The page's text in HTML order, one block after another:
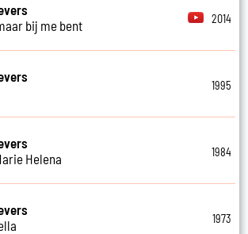
bij me bent
2014
1995
Helena
1984
1973